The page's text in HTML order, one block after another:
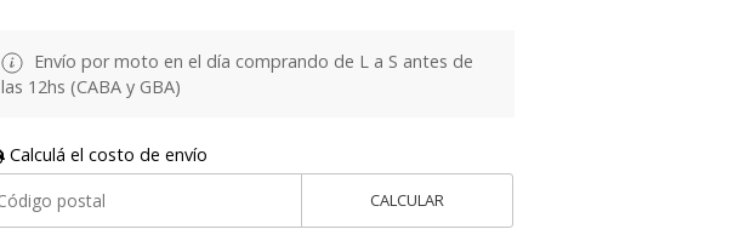
Envío por moto en el día comprando de L a S antes de
las 12hs (CABA y GBA)
Calculá el costo de envío
CALCULAR